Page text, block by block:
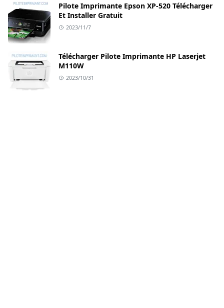
Pilote Imprimante Epson XP-520 Télécharger
Et Installer Gratuit
2023/11/7
Télécharger Pilote Imprimante HP Laserjet
M110W
2023/10/31